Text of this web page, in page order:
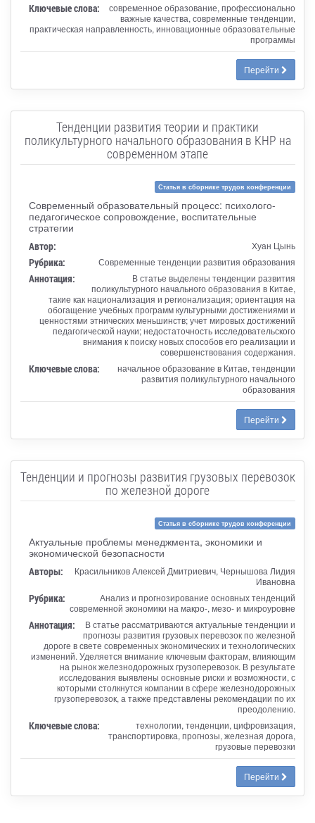
Ключевые слова:
современное образование, профессионально
важные качества, современные тенденции,
практическая направленность, инновационные образовательные
программы
Перейти
Тенденции развития теории и практики
поликультурного начального образования в КНР на
современном этапе
Статья в сборнике трудов конференции
Современный образовательный процесс: психолого-
педагогическое сопровождение, воспитательные
стратегии
Автор: Хуан Цынь
Рубрика: Современные тенденции развития образования
Аннотация:
В статье выделены тенденции развития
поликультурного начального образования в Китае,
такие как национализация и регионализация; ориентация на
обогащение учебных программ культурными достижениями и
ценностями этнических меньшинств; учет мировых достижений
педагогической науки; недостаточность исследовательского
внимания к поиску новых способов его реализации и
совершенствования содержания.
Ключевые слова:
начальное образование в Китае, тенденции
развития поликультурного начального
образования
Перейти
Тенденции и прогнозы развития грузовых перевозок
по железной дороге
Статья в сборнике трудов конференции
Актуальные проблемы менеджмента, экономики и
экономической безопасности
Авторы:
Красильников Алексей Дмитриевич, Чернышова Лидия
Ивановна
Рубрика:
Анализ и прогнозирование основных тенденций
современной экономики на макро-, мезо- и микроуровне
Аннотация:
В статье рассматриваются актуальные тенденции и
прогнозы развития грузовых перевозок по железной
дороге в свете современных экономических и технологических
изменений. Уделяется внимание ключевым факторам, влияющим
на рынок железнодорожных грузоперевозок. В результате
исследования выявлены основные риски и возможности, с
которыми столкнутся компании в сфере железнодорожных
грузоперевозок, а также представлены рекомендации по их
преодолению.
Ключевые слова:
технологии, тенденции, цифровизация,
транспортировка, прогнозы, железная дорога,
грузовые перевозки
Перейти